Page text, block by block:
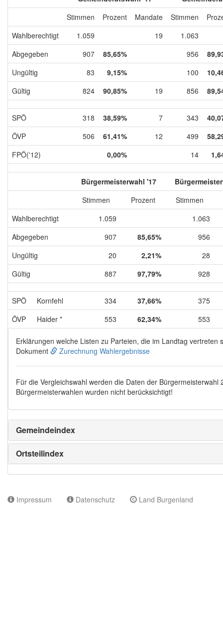
Stimmen
Prozent Mandate Stimmen
Wahlberechtigt
1.059 19
1.063
Abgegeben
907 85,65% 956
Ungültig
83 9,15% 100
Gültig
824 90,85% 19 856
SPÖ 318 38,59% 7 343
ÖVP
506 61,41% 12 499
FPÖ('12)
0,00% 14
Bürgermeisterwahl '17
Stimmen
Prozent
Stimmen
Wahlberechtigt
1.059
1.063
Abgegeben
907 85,65%
956
Ungültig
20 2,21%
28
Gültig
887 97,79% 928
SPÖ Kornfehl 334 37,66%
375
ÖVP
Haider * 553 62,34% 553
Erklärungen welche Listen zu Parteien, die im Landtag vertreten
Dokument
Zurechnung Wahlergebnisse
Für die Vergleichswahl werden die Daten der Bürgermeisterwahl
Bürgermeisterwahlen wurden nicht berücksichtigt!
Gemeindeindex
Ortsteilindex
Impressum Datenschutz Land Burgenland